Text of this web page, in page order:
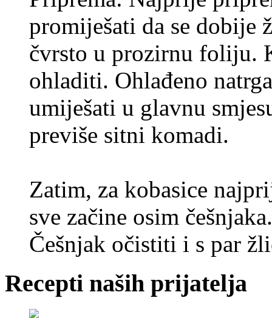
promiješati da se dobije
čvrsto u prozirnu foliju.
ohladiti. Ohlađeno
umiješati u glavnu
previše sitni komadi.
Zatim, za kobasice
sve začine osim
Češnjak očistiti i s par
Recepti naših prijatelja